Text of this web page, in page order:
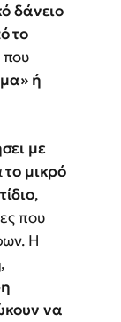
δάνειο
το
που
ή
με
το μικρό
,
που
Η
,
να